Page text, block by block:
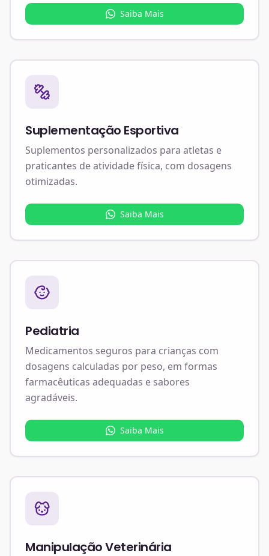
Saiba Mais
Suplementação Esportiva
Suplementos personalizados para atletas e
praticantes de atividade física, com dosagens
otimizadas.
Saiba Mais
Pediatria
Medicamentos seguros para crianças com
dosagens calculadas por peso, em formas
farmacêuticas adequadas e sabores
agradáveis.
Saiba Mais
Manipulação Veterinária